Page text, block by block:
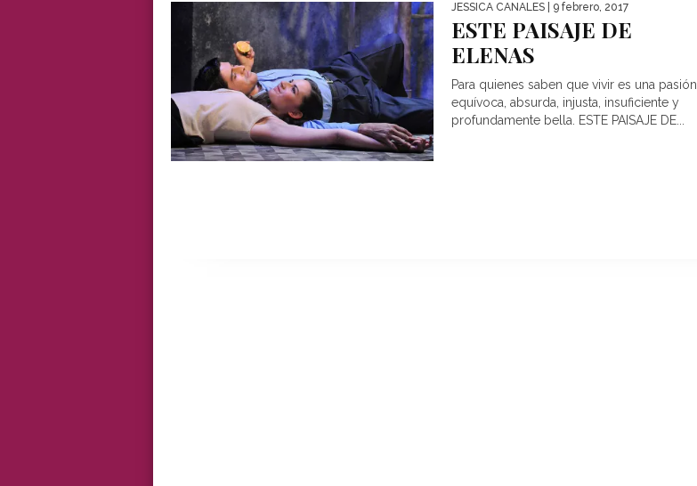
JESSICA CANALES | 9 febrero, 2017
ESTE PAISAJE DE
ELENAS
Para quienes saben que vivir es una pasión
equívoca, absurda, injusta, insuficiente y
profundamente bella. ESTE PAISAJE DE...